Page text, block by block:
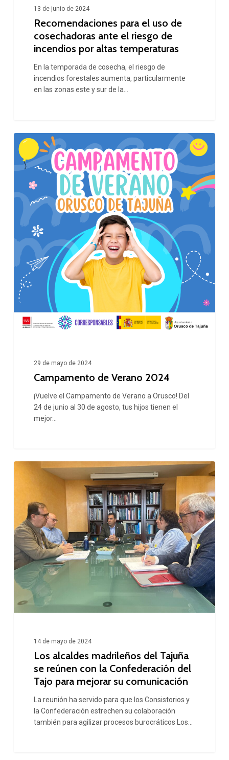
riesgo
incendios
temperaturas
13 de junio de 2024
Recomendaciones para el uso de
cosechadoras ante el riesgo de
incendios por altas temperaturas
En la temporada de cosecha, el riesgo de
incendios forestales aumenta, particularmente
en las zonas este y sur de la…
Campamento
de
Verano
2024
29 de mayo de 2024
Campamento de Verano 2024
¡Vuelve el Campamento de Verano a Orusco! Del
24 de junio al 30 de agosto, tus hijos tienen el
mejor…
madrileños
del
Tajuña
se
reúnen
con
la
Confederación
mejorar
comunicación
14 de mayo de 2024
Los alcaldes madrileños del Tajuña
se reúnen con la Confederación del
Tajo para mejorar su comunicación
La reunión ha servido para que los Consistorios y
la Confederación estrechen su colaboración
también para agilizar procesos burocráticos Los…